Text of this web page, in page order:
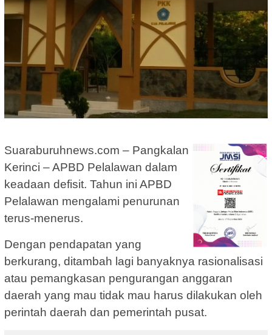
Suaraburuhnews.com – Pangkalan
Kerinci – APBD Pelalawan dalam
keadaan defisit. Tahun ini APBD
Pelalawan mengalami penurunan
terus-menerus.
Dengan pendapatan yang
berkurang, ditambah lagi banyaknya rasionalisasi
atau pemangkasan pengurangan anggaran
daerah yang mau tidak mau harus dilakukan oleh
perintah daerah dan pemerintah pusat.